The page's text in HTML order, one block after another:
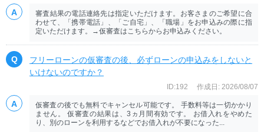
審査結果の電話連絡先は指定いただけます。お客さまのご希望に合
わせて、「携帯電話」、「ご自宅」、「職場」をお申込みの際に指
定いただけます。→仮審査はこちらからお申込みください。
フリーローンの仮審査の後、必ずローンの申込みをしないと
いけないのですか？
ID:192 作成日: 2026/08/07
仮審査の後でも無料でキャンセル可能です。 手数料等は一切かかり
ません。 仮審査の結果は、3ヵ月間有効です。 お借入れをやめた
り、別のローンを利用するなどでお借入れが不要になった...